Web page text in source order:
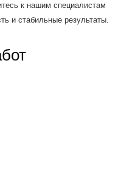
к нашим специалистам
и стабильные результаты.